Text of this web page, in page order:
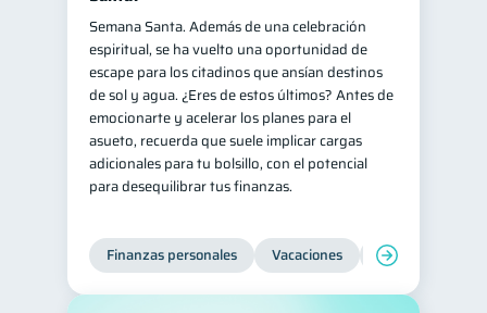
Semana Santa. Además de una celebración
espiritual, se ha vuelto una oportunidad de
escape para los citadinos que ansían destinos
de sol y agua. ¿Eres de estos últimos? Antes de
emocionarte y acelerar los planes para el
asueto, recuerda que suele implicar cargas
adicionales para tu bolsillo, con el potencial
para desequilibrar tus finanzas.
Finanzas personales Vacaciones Organización